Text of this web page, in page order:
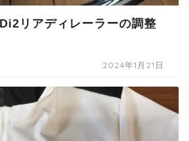
リアディレーラーの調整
2024年1月21日